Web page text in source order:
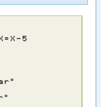
＝Ｘ－５
ｒ”
”